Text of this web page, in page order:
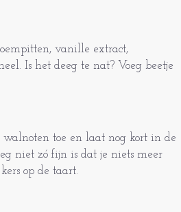
vanille extract,
Is het deeg te nat? Voeg beetje
walnoten toe en laat nog kort in de
niet zó fijn is dat je niets meer
op de taart.